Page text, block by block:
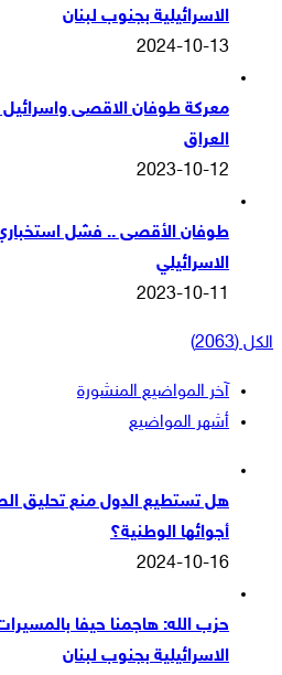
الاسرائيلية بجنوب لبنان
2024-10-13
معركة طوفان الاقصى
العراق
2023-10-12
طوفان الأقصى .. فشل
الاسرائيلي
2023-10-11
الكل (2063)
آخر المواضيع المنشورة
أشهر المواضيع
هل تستطيع الدول منع تحليق
أجوائها الوطنية؟
2024-10-16
حزب الله: هاجمنا حيفا
الاسرائيلية بجنوب لبنان